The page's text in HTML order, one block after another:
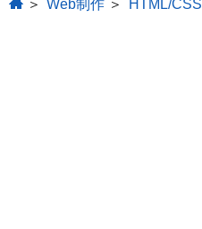
Web制作 HTML/CSS